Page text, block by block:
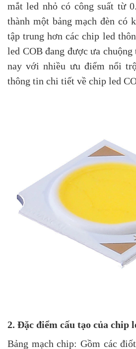
mắt led nhỏ có công suất từ
thành một bảng mạch đèn có
tập trung hơn các chip led
led COB đang được ưa
nay với nhiều ưu điểm nổi
thông tin chi tiết về chip led
2. Đặc điểm cấu tạo của chip
Bảng mạch chip: Gồm các